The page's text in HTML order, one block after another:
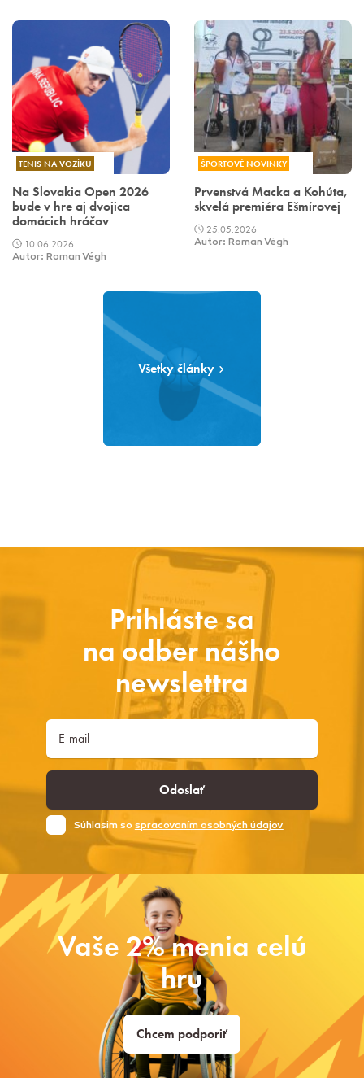
TENIS NA VOZÍKU
Na Slovakia Open 2026
bude v hre aj dvojica
domácich hráčov
10.06.2026
Autor: Roman Végh
ŠPORTOVÉ NOVINKY
Prvenstvá Macka a Kohúta,
skvelá premiéra Ešmírovej
25.05.2026
Autor: Roman Végh
Všetky články
Prihláste sa
na odber nášho
newslettra
Odoslať
Súhlasim so spracovaním osobných údajov
Vaše 2% menia celú
hru
Chcem podporiť